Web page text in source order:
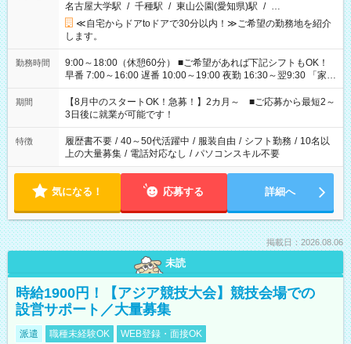
名古屋大学駅 / 千種駅 / 東山公園(愛知県)駅 / …
≪自宅からドアtoドアで30分以内！≫ご希望の勤務地を紹介
します。
勤務時間
9:00～18:00（休憩60分） ■ご希望があれば下記シフトもOK！
早番 7:00～16:00 遅番 10:00～19:00 夜勤 16:30～翌9:30 「家族
と休みを合わせたい」 「余裕を持って夕飯の準備がしたい」
「できれば残業はしたくない」 など、ご希望を教えてください
ね。 ※Wワーク希望の方へ 今ご覧のお仕事で希望する勤務時間
と、もう1つのお仕事の勤務時間。 合計で週40時間を超える場
合は応募できません。
期間
【8月中のスタートOK！急募！】2カ月～ ■ご応募から最短2～
3日後に就業が可能です！
特徴 履歴書不要 / 40～50代活躍中 / 服装自由 / シフト勤務 / 10名以
上の大量募集 / 電話対応なし / パソコンスキル不要
気になる！ 応募する 詳細へ
掲載日：2026.08.06
未読
時給1900円！【アジア競技大会】競技会場での
設営サポート／大量募集
派遣 職種未経験OK WEB登録・面接OK